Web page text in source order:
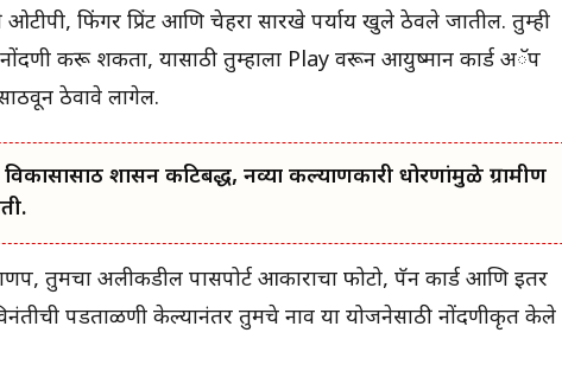
फिंगर प्रिंट आणि चेहरा सारखे पर्याय खुले ठेवले जातील. तुम्ही
नोंदणी करू शकता, यासाठी तुम्हाला Play वरून आयुष्मान कार्ड अॅप
ठेवावे लागेल.
विकासासाठी शासन कटिबद्ध, नव्या कल्याणकारी धोरणांमुळे ग्रामीण
तुमचा अलीकडील पासपोर्ट आकाराचा फोटो, पॅन कार्ड आणि इतर
पडताळणी केल्यानंतर तुमचे नाव या योजनेसाठी नोंदणीकृत केले